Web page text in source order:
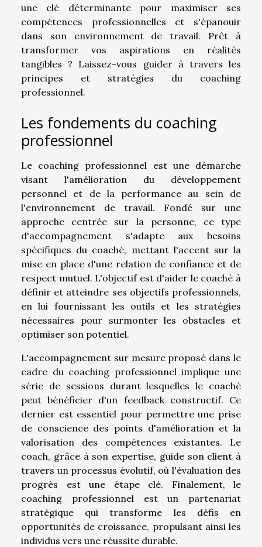
une clé déterminante pour maximiser ses
compétences professionnelles et s'épanouir
dans son environnement de travail. Prêt à
transformer vos aspirations en réalités
tangibles ? Laissez-vous guider à travers les
principes et stratégies du coaching
professionnel.
Les fondements du coaching
professionnel
Le coaching professionnel est une démarche
visant l'amélioration du développement
personnel et de la performance au sein de
l'environnement de travail. Fondé sur une
approche centrée sur la personne, ce type
d'accompagnement s'adapte aux besoins
spécifiques du coaché, mettant l'accent sur la
mise en place d'une relation de confiance et de
respect mutuel. L'objectif est d'aider le coaché à
définir et atteindre ses objectifs professionnels,
en lui fournissant les outils et les stratégies
nécessaires pour surmonter les obstacles et
optimiser son potentiel.
L'accompagnement sur mesure proposé dans le
cadre du coaching professionnel implique une
série de sessions durant lesquelles le coaché
peut bénéficier d'un feedback constructif. Ce
dernier est essentiel pour permettre une prise
de conscience des points d'amélioration et la
valorisation des compétences existantes. Le
coach, grâce à son expertise, guide son client à
travers un processus évolutif, où l'évaluation des
progrès est une étape clé. Finalement, le
coaching professionnel est un partenariat
stratégique qui transforme les défis en
opportunités de croissance, propulsant ainsi les
individus vers une réussite durable.